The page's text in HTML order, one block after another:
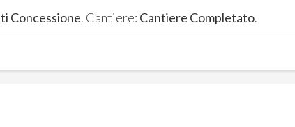
Concessione. Cantiere: Cantiere Completato.